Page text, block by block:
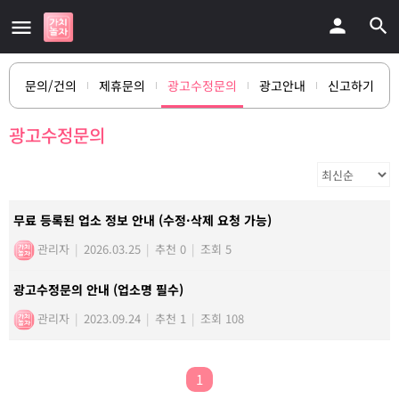
문의/건의 제휴문의 광고수정문의 광고안내 신고하기
광고수정문의
무료 등록된 업소 정보 안내 (수정·삭제 요청 가능)
관리자 | 2026.03.25 | 추천 0 | 조회 5
광고수정문의 안내 (업소명 필수)
관리자 | 2023.09.24 | 추천 1 | 조회 108
1